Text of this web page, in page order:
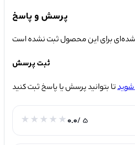
پرسش و پاسخ
ثبت پرسش
شوید
0.0/ 5